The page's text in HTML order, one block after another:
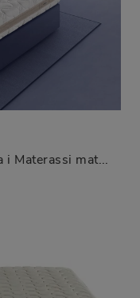
Scopri nel nostro punto vendita i Materassi matrimoniali: il modello Salus Equilibrato in lattice ti sta aspettando per assicurarti il relax totale.